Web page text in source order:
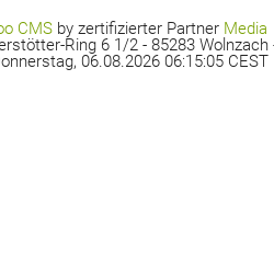
CMS by zertifizierter Partner Media
Ring 6 1/2 - 85283 Wolnzach
06.08.2026 06:15:05 CEST